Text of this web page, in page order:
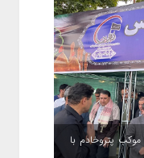
پتروخادم با